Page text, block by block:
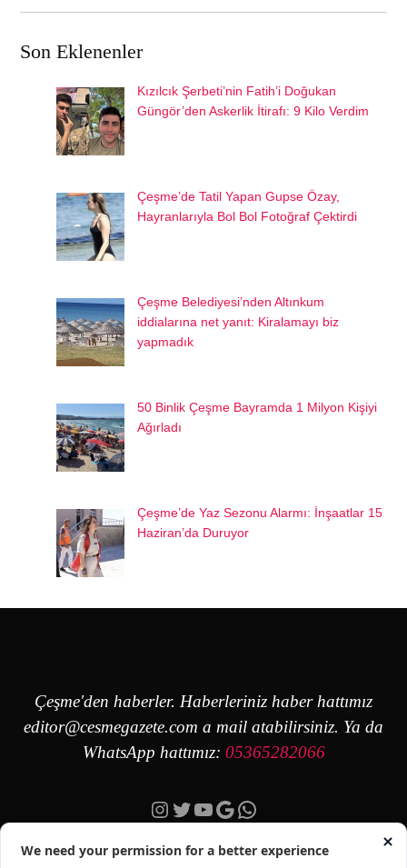
Son Eklenenler
Kızılcık Şerbeti’nin Fatih’i Doğukan
Güngör’den Askerlik İtirafı: 9 Kilo Verdim
Çeşme’de Tatil Yapan Gupse Özay,
Hayranlarıyla Bol Bol Fotoğraf Çektirdi
Çeşme Belediyesi’nden Altınkum
iddialarına net yanıt: Kiralamayı biz
yapmadık
50 Binlik Çeşme Bayramda 1 Milyon Kişiyi
Ağırladı
Çeşme’de Yaz Sezonu Alarmı: İnşaatlar 15
Haziran’da Duruyor
Çeşme'den haberler. Haberleriniz haber hattımız
editor@cesmegazete.com a mail atabilirsiniz. Ya da
WhatsApp hattımız: 05365282066
Instagram
Twitter
YouTube
Google
https://wa.me/